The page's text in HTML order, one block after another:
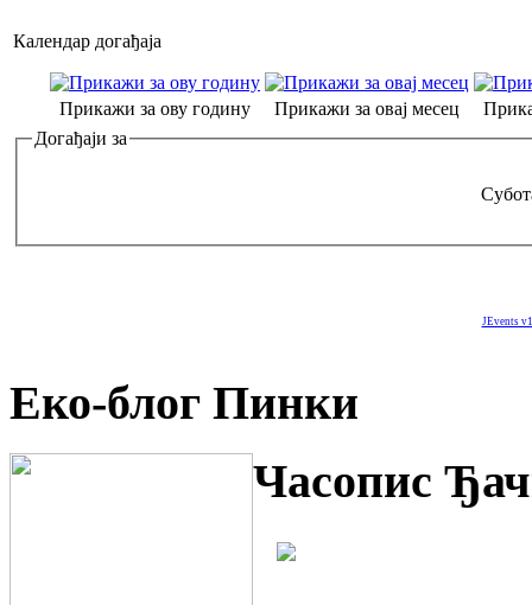
Календар догађаја
Прикажи за ову годину Прикажи за овај месец
Догађаји за
JEvents
Еко-блог Пинки
Часопис